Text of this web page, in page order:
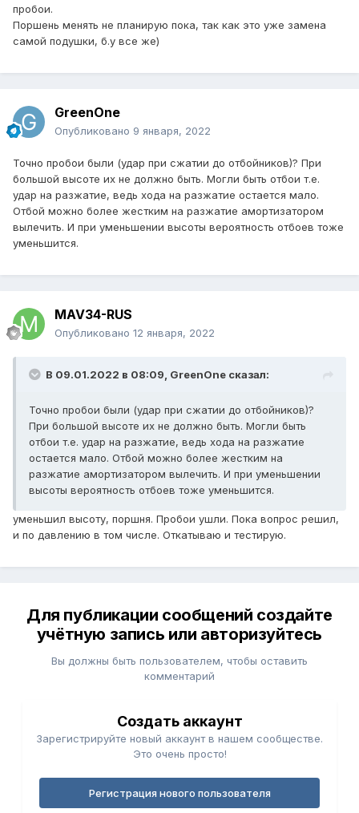
пробои.
Поршень менять не планирую пока, так как это уже замена
самой подушки, б.у все же)
GreenOne
Опубликовано 9 января, 2022
Точно пробои были (удар при сжатии до отбойников)? При
большой высоте их не должно быть. Могли быть отбои т.е.
удар на разжатие, ведь хода на разжатие остается мало.
Отбой можно более жестким на разжатие амортизатором
вылечить. И при уменьшении высоты вероятность отбоев тоже
уменьшится.
MAV34-RUS
Опубликовано 12 января, 2022
В 09.01.2022 в 08:09, GreenOne сказал:
Точно пробои были (удар при сжатии до отбойников)?
При большой высоте их не должно быть. Могли быть
отбои т.е. удар на разжатие, ведь хода на разжатие
остается мало. Отбой можно более жестким на
разжатие амортизатором вылечить. И при уменьшении
высоты вероятность отбоев тоже уменьшится.
уменьшил высоту, поршня. Пробои ушли. Пока вопрос решил,
и по давлению в том числе. Откатываю и тестирую.
Для публикации сообщений создайте
учётную запись или авторизуйтесь
Вы должны быть пользователем, чтобы оставить
комментарий
Создать аккаунт
Зарегистрируйте новый аккаунт в нашем сообществе.
Это очень просто!
Регистрация нового пользователя